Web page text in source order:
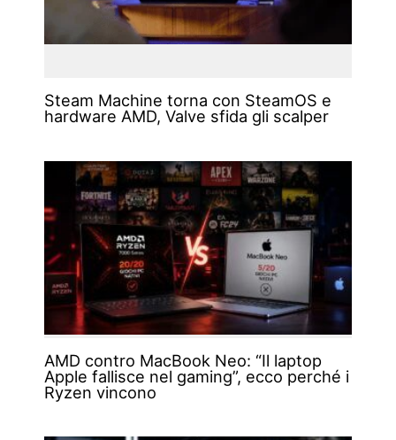
Steam Machine torna con SteamOS e
hardware AMD, Valve sfida gli scalper
AMD contro MacBook Neo: “Il laptop
Apple fallisce nel gaming”, ecco perché i
Ryzen vincono